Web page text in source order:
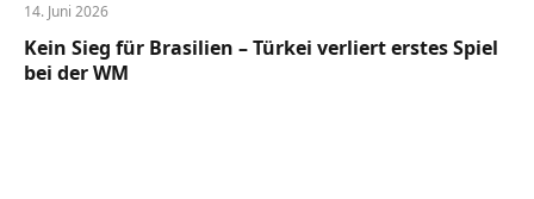
14. Juni 2026
Kein Sieg für Brasilien – Türkei verliert erstes Spiel
bei der WM